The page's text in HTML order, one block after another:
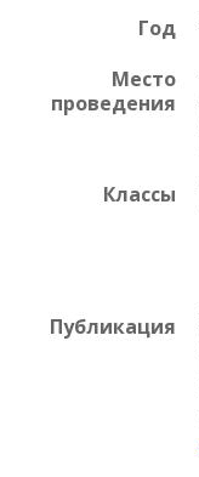
Год
Место
проведения
Классы
Публикация